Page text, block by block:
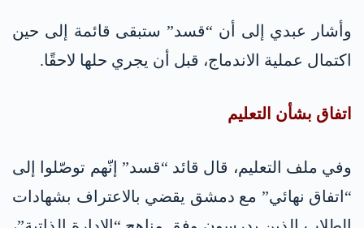
وأشار عبدي إلى أن “قسد” ستبقى قائمة إلى حين
اكتمال عملية الاندماج، قبل أن يجري حلها لاحقًا.
اتفاق بشأن التعليم
وفي ملف التعليم، قال قائد “قسد” إنّهم توصّلوا إلى
“اتفاق نهائي” مع دمشق يقضي بالاعتراف بشهادات